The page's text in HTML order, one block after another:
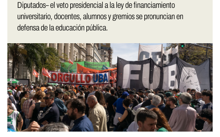
Diputados– el veto presidencial a la ley de financiamiento
universitario, docentes, alumnos y gremios se pronuncian en
defensa de la educación pública.